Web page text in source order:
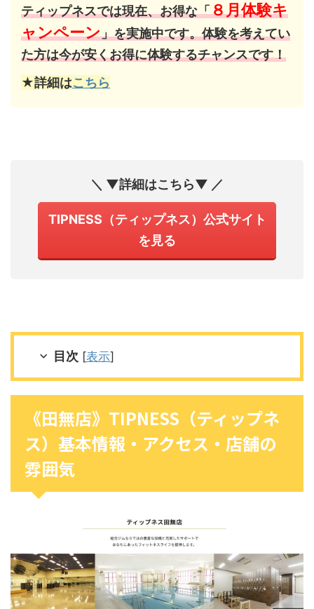
ティップネスでは現在、お得な「８月体験キ
ャンペーン」を実施中です。体験を考えてい
た方は今が安くお得に体験するチャンスです！
★詳細はこちら
＼ ▼詳細はこちら▼ ／
TIPNESS（ティップネス）公式サイト
を見る
目次 [表示]
《田無店》TIPNESS（ティップネ
ス）基本情報・アクセス・店舗の
雰囲気